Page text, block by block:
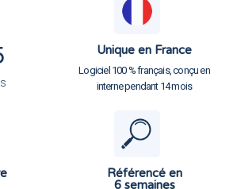
Unique en France
Logiciel 100 % français, conçu en
interne pendant 14 mois
Référencé en
6 semaines